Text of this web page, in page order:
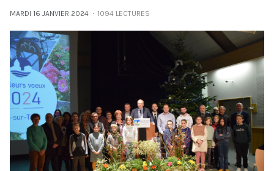
MARDI 16 JANVIER 2024 1094 LECTURES